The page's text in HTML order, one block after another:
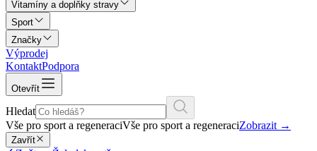
Vitamíny a doplňky stravy
Sport
Značky
Výprodej
KontaktPodpora
Otevřít
Hledat
Vše pro sport a regeneraciVše pro sport a regeneraciZobrazit →
Zavřít